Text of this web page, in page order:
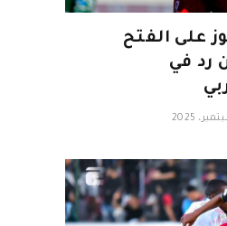
على الفتح
رد في